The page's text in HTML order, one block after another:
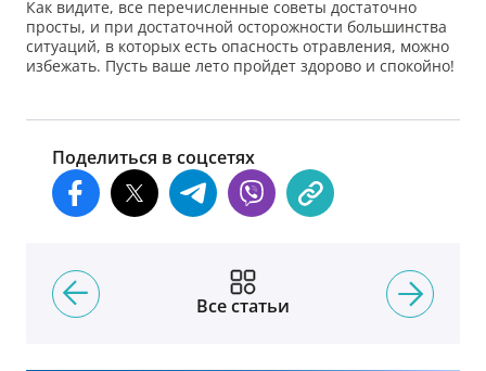
Как видите, все перечисленные советы достаточно
просты, и при достаточной осторожности большинства
ситуаций, в которых есть опасность отравления, можно
избежать. Пусть ваше лето пройдет здорово и спокойно!
Поделиться в соцсетях
Все статьи